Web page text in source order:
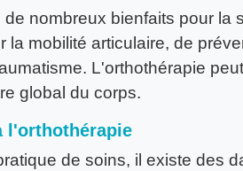
nombreux bienfaits pour
la mobilité articulaire, de
L'orthothérapie
global du corps.
l'orthothérapie
de soins, il existe des